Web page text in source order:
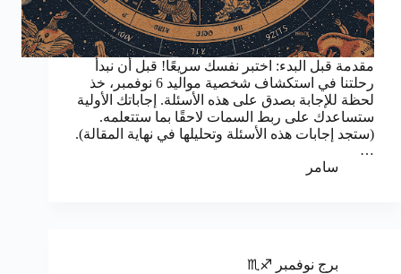
مقدمة قبل البدء: اختبر نفسك سريعًا! قبل أن نبدأ
رحلتنا في استكشاف شخصية مواليد 6 نوفمبر، خذ
لحظة للإجابة بصدق على هذه الأسئلة. إجاباتك الأولية
ستساعدك على ربط السمات لاحقًا بما ستتعلمه.
(ستجد إجابات هذه الأسئلة وتحليلها في نهاية المقالة).
…
سامر
برج نوفمبر ♐♏